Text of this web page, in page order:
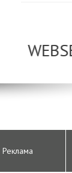
веб-
веб-
Реклама